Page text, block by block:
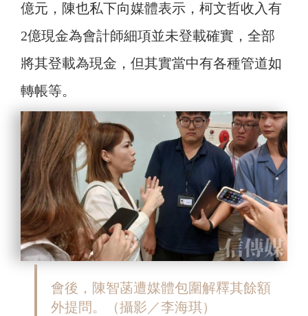
億元， 陳也私下向媒體表示，柯文哲收入有
2億現金為會計師細項並未登載確實，全部
將其登載為現金，但其實當中有各種管道如
轉帳等。
會後，陳智菡遭媒體包圍解釋其餘額
外提問。（攝影／李海琪）